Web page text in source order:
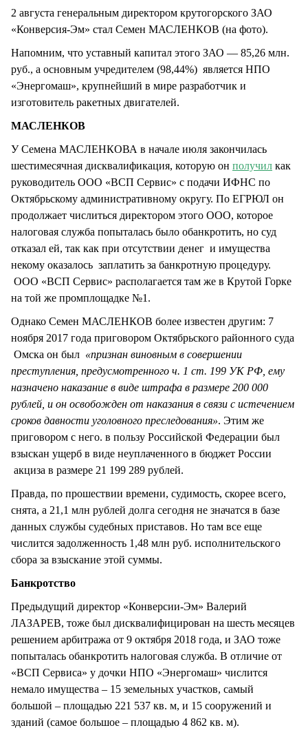
2 августа генеральным директором крутогорского ЗАО
«Конверсия-Эм» стал Семен МАСЛЕНКОВ (на фото).
Напомним, что уставный капитал этого ЗАО — 85,26 млн.
руб., а основным учредителем (98,44%) является НПО
«Энергомаш», крупнейший в мире разработчик и
изготовитель ракетных двигателей.
МАСЛЕНКОВ
У Семена МАСЛЕНКОВА в начале июля закончилась
шестимесячная дисквалификация, которую он получил как
руководитель ООО «ВСП Сервис» с подачи ИФНС по
Октябрьскому административному округу. По ЕГРЮЛ он
продолжает числиться директором этого ООО, которое
налоговая служба попыталась было обанкротить, но суд
отказал ей, так как при отсутствии денег и имущества
некому оказалось заплатить за банкротную процедуру.
ООО «ВСП Сервис» располагается там же в Крутой Горке
на той же промплощадке №1.
Однако Семен МАСЛЕНКОВ более известен другим: 7
ноября 2017 года приговором Октябрьского районного суда
Омска он был «признан виновным в совершении
преступления, предусмотренного ч. 1 ст. 199 УК РФ, ему
назначено наказание в виде штрафа в размере 200 000
рублей, и он освобожден от наказания в связи с истечением
сроков давности уголовного преследования». Этим же
приговором с него. в пользу Российской Федерации был
взыскан ущерб в виде неуплаченного в бюджет России
акциза в размере 21 199 289 рублей.
Правда, по прошествии времени, судимость, скорее всего,
снята, а 21,1 млн рублей долга сегодня не значатся в базе
данных службы судебных приставов. Но там все еще
числится задолженность 1,48 млн руб. исполнительского
сбора за взыскание этой суммы.
Банкротство
Предыдущий директор «Конверсии-Эм» Валерий
ЛАЗАРЕВ, тоже был дисквалифицирован на шесть месяцев
решением арбитража от 9 октября 2018 года, и ЗАО тоже
попыталась обанкротить налоговая служба. В отличие от
«ВСП Сервиса» у дочки НПО «Энергомаш» числится
немало имущества – 15 земельных участков, самый
большой – площадью 221 537 кв. м, и 15 сооружений и
зданий (самое большое – площадью 4 862 кв. м).